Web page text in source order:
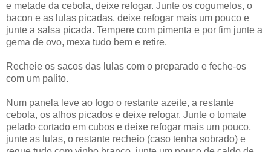
e metade da cebola, deixe refogar. Junte os cogumelos, o
bacon e as lulas picadas, deixe refogar mais um pouco e
junte a salsa picada. Tempere com pimenta e por fim junte a
gema de ovo, mexa tudo bem e retire.
Recheie os sacos das lulas com o preparado e feche-os
com um palito.
Num panela leve ao fogo o restante azeite, a restante
cebola, os alhos picados e deixe refogar. Junte o tomate
pelado cortado em cubos e deixe refogar mais um pouco,
junte as lulas, o restante recheio (caso tenha sobrado) e